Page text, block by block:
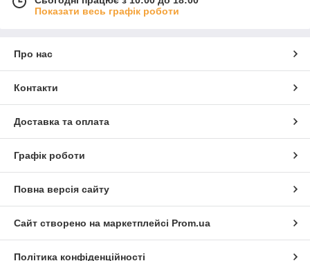
Показати весь графік роботи
Про нас
Контакти
Доставка та оплата
Графік роботи
Повна версія сайту
Сайт створено на маркетплейсі Prom.ua
Політика конфіденційності